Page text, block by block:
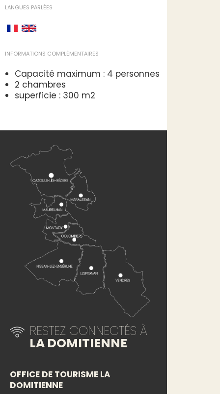
LANGUES PARLÉES
INFORMATIONS COMPLÉMENTAIRES
Capacité maximum : 4 personnes
2 chambres
superficie : 300 m2
RESTEZ CONNECTÉS À
LA DOMITIENNE
OFFICE DE TOURISME LA
DOMITIENNE